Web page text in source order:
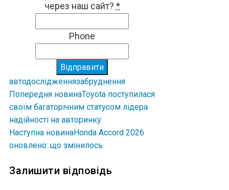
через наш сайт? *
Phone
Відправити
автодослідженнязабруднення
Попередня новинаToyota поступилася
своїм багаторічним статусом лідера
надійності на авторинку
Наступна новинаHonda Accord 2026
оновлено: що змінилось
Залишити відповідь